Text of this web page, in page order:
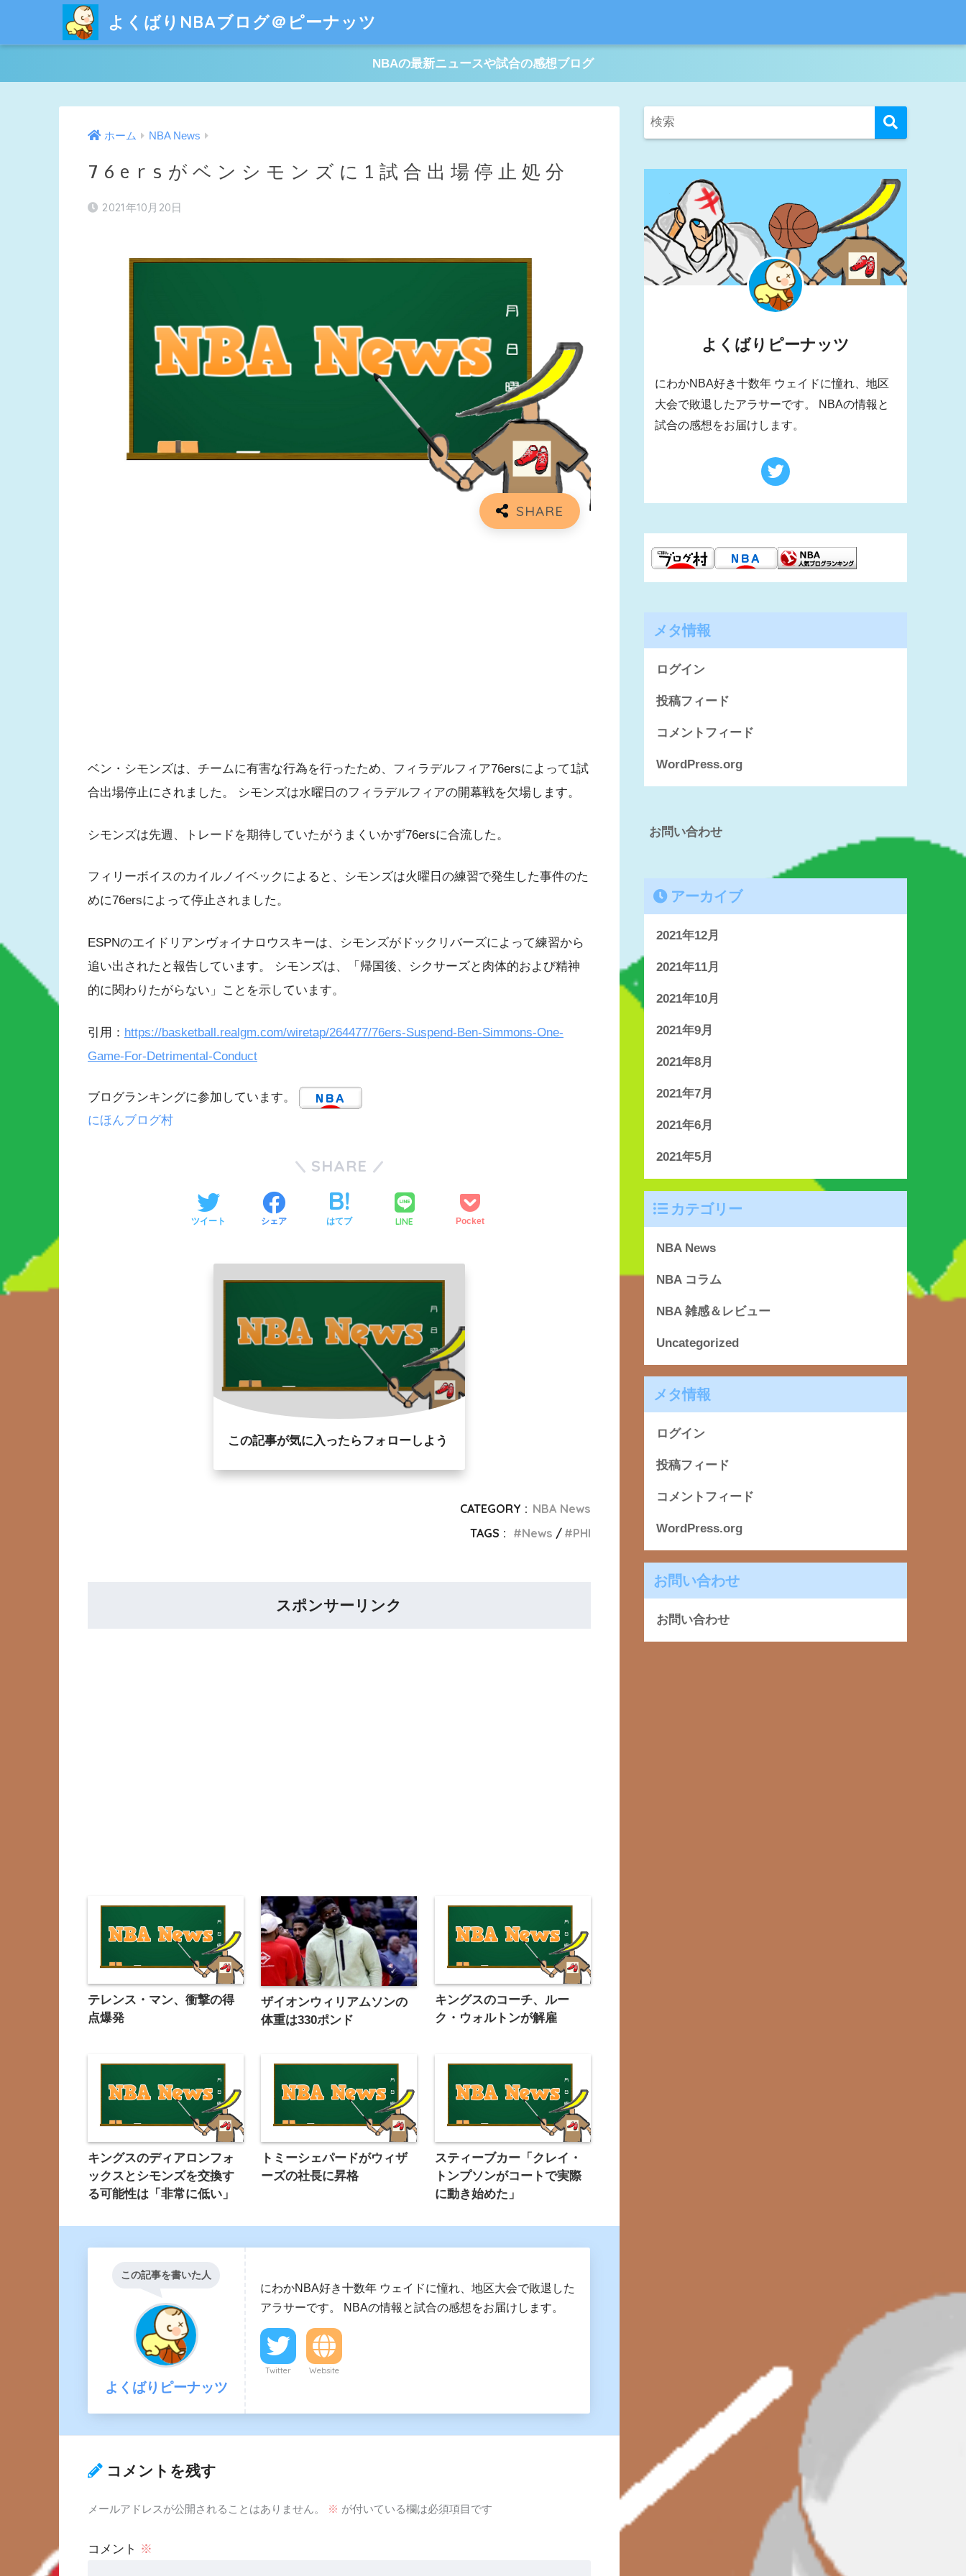
よくばりNBAブログ＠ピーナッツ
NBAの最新ニュースや試合の感想ブログ
ホーム NBA News
76ersがベンシモンズに1試合出場停止処分
2021年10月20日
ベン・シモンズは、チームに有害な行為を行ったため、フィラデルフィア76ersによって1試
合出場停止にされました。 シモンズは水曜日のフィラデルフィアの開幕戦を欠場します。
シモンズは先週、トレードを期待していたがうまくいかず76ersに合流した。
フィリーボイスのカイルノイベックによると、シモンズは火曜日の練習で発生した事件のた
めに76ersによって停止されました。
ESPNのエイドリアンヴォイナロウスキーは、シモンズがドックリバーズによって練習から
追い出されたと報告しています。 シモンズは、「帰国後、シクサーズと肉体的および精神
的に関わりたがらない」ことを示しています。
引用： https://basketball.realgm.com/wiretap/264477/76ers-Suspend-Ben-Simmons-One-
Game-For-Detrimental-Conduct
ブログランキングに参加しています。
にほんブログ村
SHARE
ツイート シェア はてブ LINE Pocket
この記事が気に入ったらフォローしよう
CATEGORY : NBA News
TAGS :
News PHI
スポンサーリンク
テレンス・マン、衝撃の得
点爆発
ザイオンウィリアムソンの
体重は330ポンド
キングスのコーチ、ルー
ク・ウォルトンが解雇
キングスのディアロンフォ
ックスとシモンズを交換す
る可能性は「非常に低い」
トミーシェパードがウィザ
ーズの社長に昇格
スティーブカー「クレイ・
トンプソンがコートで実際
に動き始めた」
この記事を書いた人
よくばりピーナッツ
にわかNBA好き十数年 ウェイドに憧れ、地区大会で敗退した
アラサーです。 NBAの情報と試合の感想をお届けします。
Twitter Website
コメントを残す
メールアドレスが公開されることはありません。 ※ が付いている欄は必須項目です
コメント ※
よくばりピーナッツ
にわかNBA好き十数年 ウェイドに憧れ、地区
大会で敗退したアラサーです。 NBAの情報と
試合の感想をお届けします。
メタ情報
ログイン
投稿フィード
コメントフィード
WordPress.org
お問い合わせ
アーカイブ
2021年12月
2021年11月
2021年10月
2021年9月
2021年8月
2021年7月
2021年6月
2021年5月
カテゴリー
NBA News
NBA コラム
NBA 雑感＆レビュー
Uncategorized
メタ情報
ログイン
投稿フィード
コメントフィード
WordPress.org
お問い合わせ
お問い合わせ